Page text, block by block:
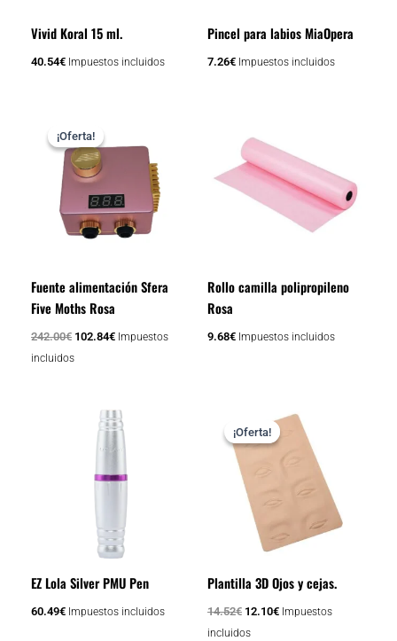
Vivid Koral 15 ml.
40.54€ Impuestos incluidos
Pincel para labios MiaOpera
7.26€ Impuestos incluidos
¡Oferta!
¡Oferta!
Fuente alimentación Sfera
Five Moths Rosa
242.00€
precio
original
era:
242.00€.
102.84€
actual
102.84€.
Impuestos
incluidos
Rollo camilla polipropileno
Rosa
9.68€ Impuestos incluidos
EZ Lola Silver PMU Pen
60.49€ Impuestos incluidos
¡Oferta!
¡Oferta!
Plantilla 3D Ojos y cejas.
14.52€
precio
original
14.52€.
12.10€
precio
actual
es:
Impuestos
incluidos